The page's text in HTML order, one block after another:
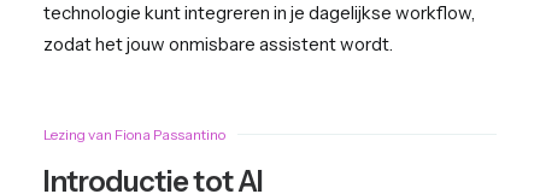
technologie kunt integreren in je dagelijkse workflow,
zodat het jouw onmisbare assistent wordt.
Lezing van Fiona Passantino
Introductie tot AI